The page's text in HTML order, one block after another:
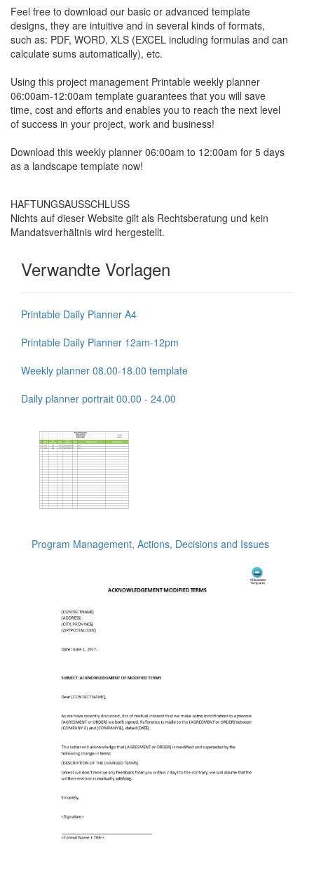
Feel free to download our basic or advanced template
designs, they are intuitive and in several kinds of formats,
such as: PDF, WORD, XLS (EXCEL including formulas and can
calculate sums automatically), etc.
Using this project management Printable weekly planner
06:00am-12:00am template guarantees that you will save
time, cost and efforts and enables you to reach the next level
of success in your project, work and business!
Download this weekly planner 06:00am to 12:00am for 5 days
as a landscape template now!
HAFTUNGSAUSSCHLUSS
Nichts auf dieser Website gilt als Rechtsberatung und kein
Mandatsverhältnis wird hergestellt.
Verwandte Vorlagen
Printable Daily Planner A4
Printable Daily Planner 12am-12pm
Weekly planner 08.00-18.00 template
Daily planner portrait 00.00 - 24.00
Program Management, Actions, Decisions and Issues